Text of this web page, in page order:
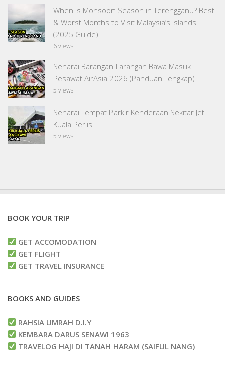
When is Monsoon Season in Terengganu? Best
& Worst Months to Visit Malaysia’s Islands
(2025 Guide)
6 views
Senarai Barangan Larangan Bawa Masuk
Pesawat AirAsia 2026 (Panduan Lengkap)
5 views
Senarai Tempat Parkir Kenderaan Sekitar Jeti
Kuala Perlis
5 views
BOOK YOUR TRIP
GET ACCOMODATION
GET FLIGHT
GET TRAVEL INSURANCE
BOOKS AND GUIDES
RAHSIA UMRAH D.I.Y
KEMBARA DARUS SENAWI 1963
TRAVELOG HAJI DI TANAH HARAM (SAIFUL NANG)